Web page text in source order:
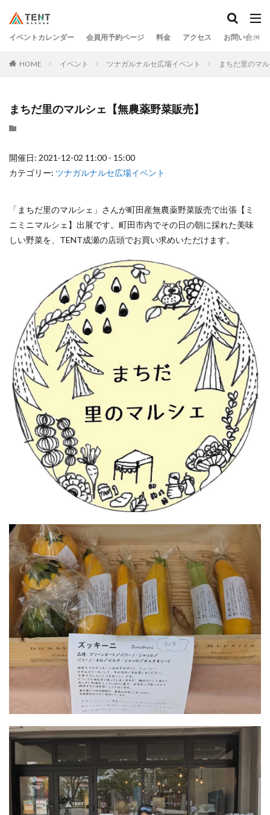
イベントカレンダー 会員用予約ページ 料金 アクセス お問い合わせ
HOME イベント ツナガルナルセ広場イベント まちだ里のマ
まちだ里のマルシェ【無農薬野菜販売】
開催日: 2021-12-02 11:00 - 15:00
カテゴリー: ツナガルナルセ広場イベント
「まちだ里のマルシェ」さんが町田産無農薬野菜販売で出張【ミ
ニミニマルシェ】出展です。町田市内でその日の朝に採れた美味
しい野菜を、TENT成瀬の店頭でお買い求めいただけます。